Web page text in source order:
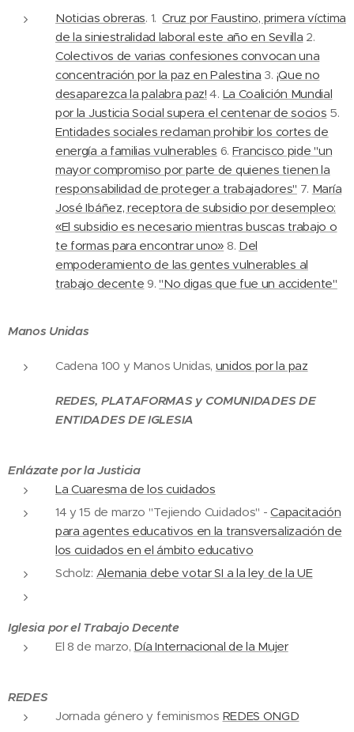
Noticias obreras. 1.Cruz por Faustino, primera víctima
de la siniestralidad laboral este año en Sevilla 2.
Colectivos de varias confesiones convocan una
concentración por la paz en Palestina 3. ¡Que no
desaparezca la palabra paz! 4. La Coalición Mundial
por la Justicia Social supera el centenar de socios 5.
Entidades sociales reclaman prohibir los cortes de
energía a familias vulnerables 6. Francisco pide "un
mayor compromiso por parte de quienes tienen la
responsabilidad de proteger a trabajadores" 7. María
José Ibáñez, receptora de subsidio por desempleo:
«El subsidio es necesario mientras buscas trabajo o
te formas para encontrar uno» 8. Del
empoderamiento de las gentes vulnerables al
trabajo decente 9."No digas que fue un accidente"
Manos Unidas
Cadena 100 y Manos Unidas, unidos por la paz
REDES, PLATAFORMAS y COMUNIDADES DE
ENTIDADES DE IGLESIA
Enlázate por la Justicia
La Cuaresma de los cuidados
14 y 15 de marzo "Tejiendo Cuidados" -Capacitación
para agentes educativos en la transversalización de
los cuidados en el ámbito educativo
Scholz: Alemania debe votar SI a la ley de la UE
Iglesia por el Trabajo Decente
El 8 de marzo, Día Internacional de la Mujer
REDES
Jornada género y feminismos REDES ONGD